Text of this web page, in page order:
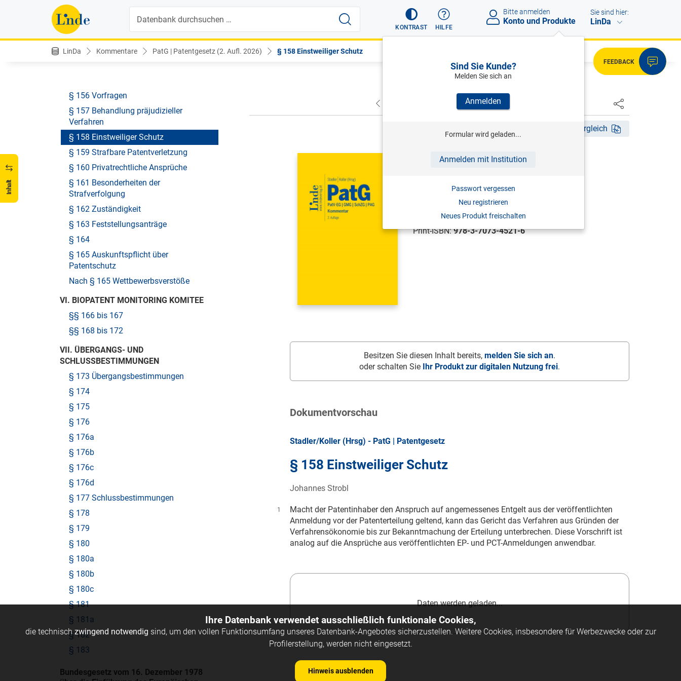
KONTRAST HILFE
Bitte anmelden
Konto und Produkte
Sind Sie Kunde?
Melden Sie sich an
Anmelden
Formular wird geladen...
Anmelden mit Institution
Passwort vergessen
Neu registrieren
Neues Produkt freischalten
Sie sind hier:
LinDa
LinDa Kommentare PatG | Patentgesetz (2. Aufl. 2026) § 158 Einstweiliger Schutz
FEEDBACK
Inhalt
§ 151b Einstweilige Verfügungen
Nach § 151b Exkurs: Produktpiraterie
§ 152 Unternehmerhaftung
§ 153 Haftung mehrerer Verpflichteter
§ 156 Vorfragen
§ 157 Behandlung präjudizieller
Verfahren
§ 158 Einstweiliger Schutz
§ 159 Strafbare Patentverletzung
§ 160 Privatrechtliche Ansprüche
§ 161 Besonderheiten der
Strafverfolgung
§ 162 Zuständigkeit
§ 163 Feststellungsanträge
§ 164
§ 165 Auskunftspflicht über
Patentschutz
Nach § 165 Wettbewerbsverstöße
VI. BIOPATENT MONITORING KOMITEE
§§ 166 bis 167
§§ 168 bis 172
VII. ÜBERGANGS- UND
SCHLUSSBESTIMMUNGEN
§ 173 Übergangsbestimmungen
§ 174
§ 175
§ 176
§ 176a
§ 176b
§ 176c
§ 176d
§ 177 Schlussbestimmungen
§ 178
§ 179
§ 180
§ 180a
§ 180b
§ 180c
§ 181
§ 181a
§ 182
§ 183
Bundesgesetz vom 16. Dezember 1978
NÄCHSTER
Fassungsvergleich
STADLER/KOLLER (HRSG)
Kommentar | PatV-EG - GMG - SchZG - PAG
2. Aufl. 2026
Print-ISBN:978-3-7073-4521-6
Besitzen Sie diesen Inhalt bereits, melden Sie sich an.
oder schalten Sie
Ihr Produkt zur digitalen Nutzung frei.
Dokumentvorschau
Stadler/Koller (Hrsg) - PatG | Patentgesetz
§ 158 Einstweiliger Schutz
Johannes Strobl
1
Macht der Patentinhaber den Anspruch auf angemessenes Entgelt aus der veröffentlichten
Anmeldung vor der Patenterteilung geltend, kann das Gericht das Verfahren aus Gründen der
Verfahrensökonomie bis zur Bekanntmachung der Erteilung unterbrechen. Diese Vorschrift ist
analog auf die Ansprüche aus veröffentlichten EP- und PCT-Anmeldungen anwendbar.
Daten werden geladen...
Ihre Datenbank verwendet ausschließlich funktionale Cookies,
die technischzwingend notwendig sind, um den vollen Funktionsumfang unseres Datenbank-Angebotes sicherzustellen. Weitere Cookies, insbesondere für Werbezwecke oder zur
Profilerstellung, werden nicht eingesetzt.
Hinweis ausblenden